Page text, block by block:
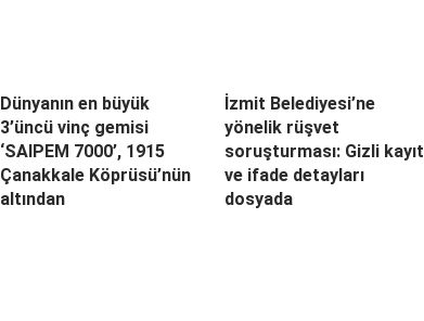
Dünyanın en büyük
3’üncü vinç gemisi
‘SAIPEM 7000’, 1915
Çanakkale Köprüsü’nün
altından
İzmit Belediyesi’ne
yönelik rüşvet
soruşturması: Gizli kayıt
ve ifade detayları
dosyada